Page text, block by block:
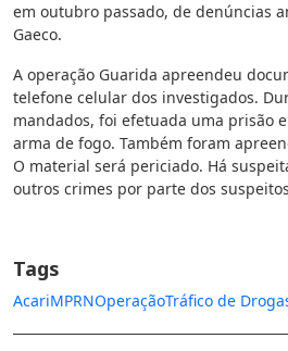
em outubro passado, de denúncias
Gaeco.
A operação Guarida apreendeu
telefone celular dos investigados.
mandados, foi efetuada uma prisão
arma de fogo. Também foram
O material será periciado. Há
outros crimes por parte dos
Tags
AcariMPRNOperaçãoTráfico de